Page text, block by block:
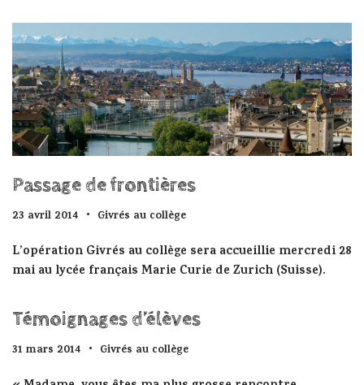
Passage de frontières
23 avril 2014 Givrés au collège
L’opération Givrés au collège sera accueillie mercredi 28
mai au lycée français Marie Curie de Zurich (Suisse).
Témoignages d’élèves
31 mars 2014 Givrés au collège